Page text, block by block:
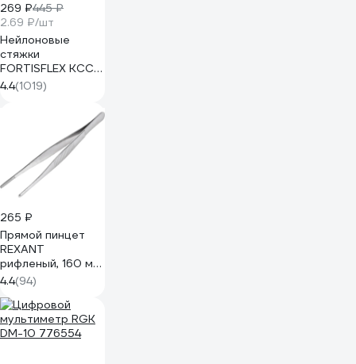
269 ₽445 ₽
2.69 ₽/шт
Нейлоновые
стяжки
FORTISFLEX КСС
5х300 черный
100 штук 49417
4.4(1019)
265 ₽
Прямой пинцет
REXANT
рифленый, 160 мм,
блистер 12-0366
4.4(94)